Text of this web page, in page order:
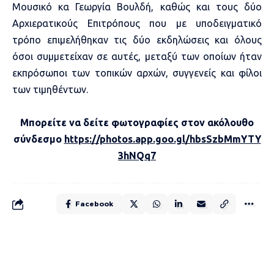
Μουσικό κα Γεωργία Βουλδή, καθώς και τους δύο
Αρχιερατικούς Επιτρόπους που με υποδειγματικό
τρόπο επιμελήθηκαν τις δύο εκδηλώσεις και όλους
όσοι συμμετείχαν σε αυτές, μεταξύ των οποίων ήταν
εκπρόσωποι των τοπικών αρχών, συγγενείς και φίλοι
των τιμηθέντων.
Μπορείτε να δείτε φωτογραφίες στον ακόλουθο
σύνδεσμο https://photos.app.goo.gl/hbsSzbMmYTY
3hNQq7
Facebook